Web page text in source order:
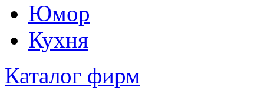
Юмор
Кухня
Каталог фирм